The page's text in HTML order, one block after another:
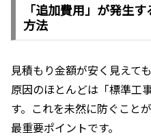
「追加費用」が発生
方法
見積もり金額が安く見えて
原因のほとんどは「標準工
す。これを未然に防ぐこと
最重要ポイントです。